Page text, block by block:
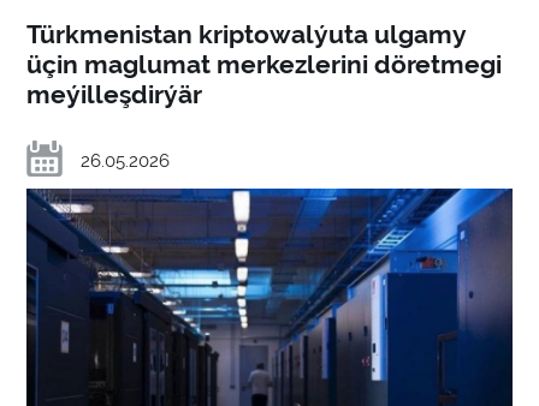
Türkmenistan kriptowalýuta ulgamy
üçin maglumat merkezlerini döretmegi
meýilleşdirýär
26.05.2026